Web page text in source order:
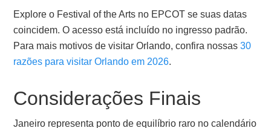
Explore o Festival of the Arts no EPCOT se suas datas
coincidem. O acesso está incluído no ingresso padrão.
Para mais motivos de visitar Orlando, confira nossas30
razões para visitar Orlando em 2026.
Considerações Finais
Janeiro representa ponto de equilíbrio raro no calendário